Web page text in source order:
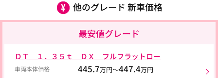
他のグレード 新車価格
最安値グレード
ＤＴ １．３５ｔ ＤＸ フルフラットロー
車両本体価格 445.7万円～447.4万円